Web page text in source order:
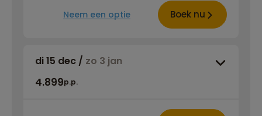
Neem een optie Boek nu
di 15 dec / zo 3 jan
4.899p.p.